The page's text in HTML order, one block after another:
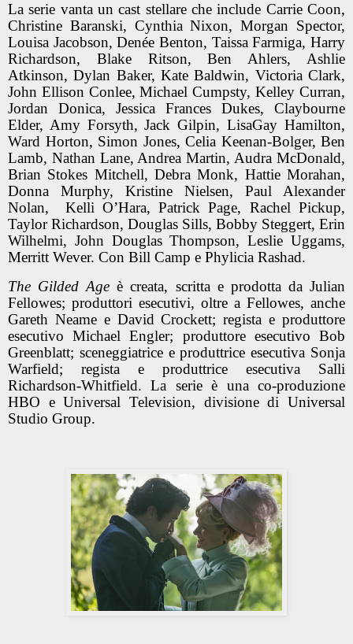
La serie vanta un cast stellare che include Carrie Coon,
Christine Baranski, Cynthia Nixon, Morgan Spector,
Louisa Jacobson, Denée Benton, Taissa Farmiga, Harry
Richardson, Blake Ritson, Ben Ahlers, Ashlie
Atkinson, Dylan Baker, Kate Baldwin, Victoria Clark,
John Ellison Conlee, Michael Cumpsty, Kelley Curran,
Jordan Donica, Jessica Frances Dukes, Claybourne
Elder, Amy Forsyth, Jack Gilpin, LisaGay Hamilton,
Ward Horton, Simon Jones, Celia Keenan-Bolger, Ben
Lamb, Nathan Lane, Andrea Martin, Audra McDonald,
Brian Stokes Mitchell, Debra Monk, Hattie Morahan,
Donna Murphy, Kristine Nielsen, Paul Alexander
Nolan, Kelli O’Hara, Patrick Page, Rachel Pickup,
Taylor Richardson, Douglas Sills, Bobby Steggert, Erin
Wilhelmi, John Douglas Thompson, Leslie Uggams,
Merritt Wever. Con Bill Camp e Phylicia Rashad.
The Gilded Age è creata, scritta e prodotta da Julian
Fellowes; produttori esecutivi, oltre a Fellowes, anche
Gareth Neame e David Crockett; regista e produttore
esecutivo Michael Engler; produttore esecutivo Bob
Greenblatt; sceneggiatrice e produttrice esecutiva Sonja
Warfield; regista e produttrice esecutiva Salli
Richardson-Whitfield. La serie è una co-produzione
HBO e Universal Television, divisione di Universal
Studio Group.